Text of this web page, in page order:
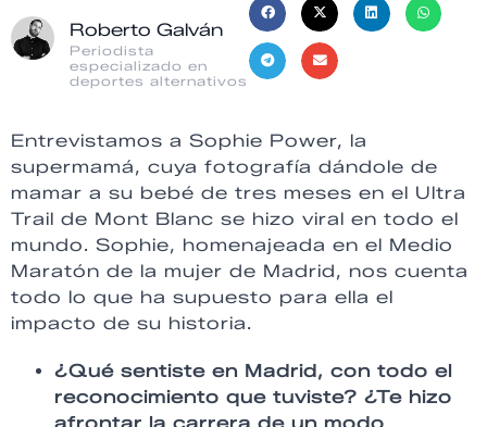
Roberto Galván
Periodista
especializado en
deportes alternativos
Entrevistamos a Sophie Power, la
supermamá, cuya fotografía dándole de
mamar a su bebé de tres meses en el Ultra
Trail de Mont Blanc se hizo viral en todo el
mundo. Sophie, homenajeada en el Medio
Maratón de la mujer de Madrid, nos cuenta
todo lo que ha supuesto para ella el
impacto de su historia.
¿Qué sentiste en Madrid, con todo el
reconocimiento que tuviste? ¿Te hizo